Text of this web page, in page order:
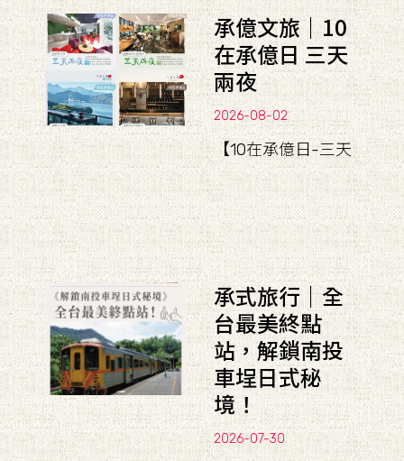
承億文旅｜10
在承億日 三天
兩夜
2026-08-02
【10在承億日-三天
承式旅行｜全
台最美終點
站，解鎖南投
車埕日式秘
境！
2026-07-30